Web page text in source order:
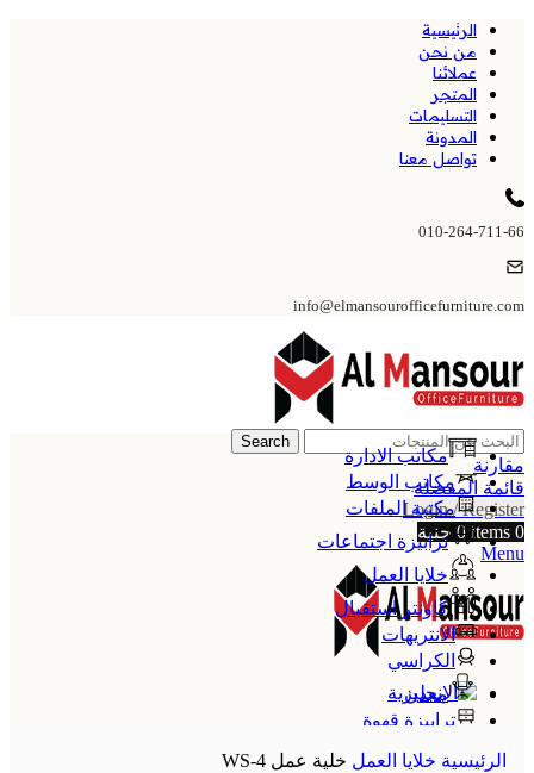
الرئيسية
من نحن
عملائنا
المتجر
التسليمات
المدونة
تواصل معنا
010-264-711-66
info@elmansourofficefurniture.com
Search
مقارنة
قائمة المفضلة
Login / Register
0
items
0 جنية
Menu
مكاتب الادارة
مكاتب الوسط
مكتبة الملفات
ترابيزة اجتماعات
خلايا العمل
كاونتر استقبال
الانتريهات
الكراسي
معدن
ترابيزة قهوة
الرئيسية خلايا العمل خلية عمل WS-4